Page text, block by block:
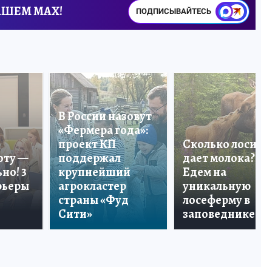
MAX! ПОДПИСЫВАЙТЕСЬ
—
3
В России назовут
«Фермера года»:
проект КП
поддержал
крупнейший
агрокластер
страны «Фуд
Сити»
Сколько лосиха
дает молока?
Едем на
уникальную
лосеферму в
заповеднике!